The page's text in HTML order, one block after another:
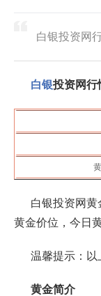
白银投资网
白银投资网行
白银投资网
黄金价位，今日
温馨提示：以
黄金简介